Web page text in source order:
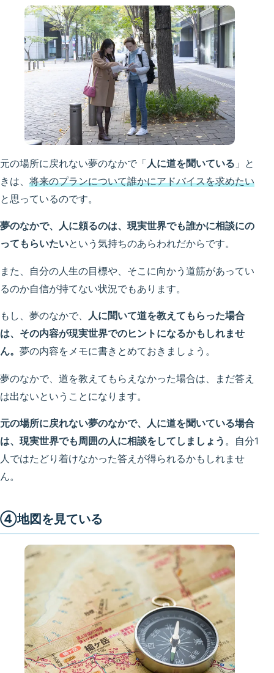
元の場所に戻れない夢のなかで「 人に道を聞いている 」と
きは、 将来のプランについて誰かにアドバイスを求めたい
と思っているのです。
夢のなかで、人に頼るのは、現実世界でも誰かに相談にの
ってもらいたいという気持ちのあらわれだからです。
また、自分の人生の目標や、そこに向かう道筋があってい
るのか自信が持てない状況でもあります。
もし、夢のなかで、
人に聞いて道を教えてもらった場合
は、その内容が現実世界でのヒントになるかもしれませ
ん。 夢の内容をメモに書きとめておきましょう。
夢のなかで、道を教えてもらえなかった場合は、まだ答え
は出ないということになります。
元の場所に戻れない夢のなかで、人に道を聞いている場合
は、現実世界でも周囲の人に相談をしてしましょう 。自分1
人ではたどり着けなかった答えが得られるかもしれませ
ん。
④地図を見ている